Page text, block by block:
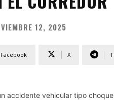
12, 2025
Facebook X
accidente vehicular tipo